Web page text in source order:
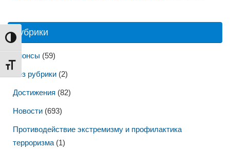
Переключить на высокую контрастность
Переключить на увеличенный шрифт
Рубрики
Анонсы (59)
Без рубрики (2)
Достижения (82)
Новости (693)
Противодействие экстремизму и профилактика
терроризма (1)